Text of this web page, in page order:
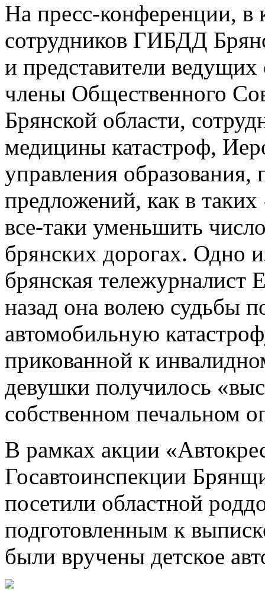
На пресс-конференции, в
сотрудников ГИБДД
и представители
члены Общественного
Брянской области,
медицины катастроф,
управления образования,
предложений, как в
все-таки уменьшить
брянских дорогах. Одно
брянская тележурналист
назад она волею судьбы
автомобильную
прикованной к
девушки получилось
собственном печальном
В рамках акции
Госавтоинспекции
посетили областной
подготовленным к
были вручены детское